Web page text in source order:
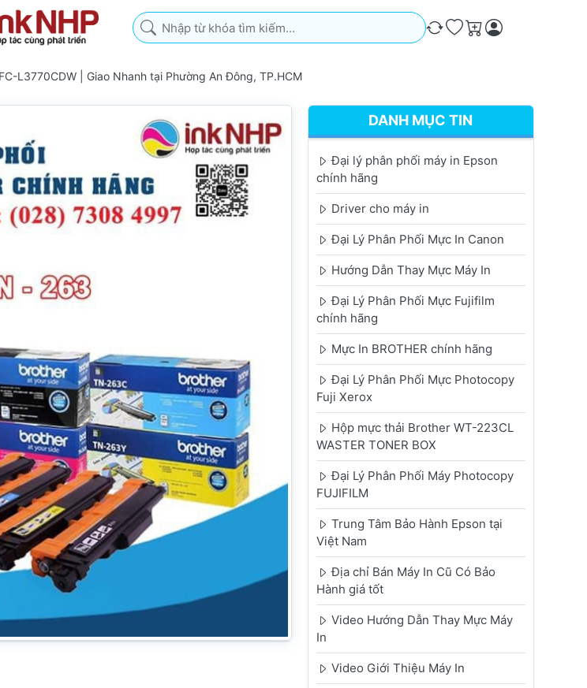
Nhập từ khóa tìm kiếm. Kết quả sẽ tự động xuất hiện khi bạn nhập. Nhấn phím
So sánh
Ưa thích
Giỏ hàng
L3770CDW | Giao Nhanh tại Phường An Đông, TP.HCM
DANH MỤC TIN
Đại lý phân phối máy in Epson
chính hãng
Driver cho máy in
Đại Lý Phân Phối Mực In Canon
Hướng Dẫn Thay Mực Máy In
Đại Lý Phân Phối Mực Fujifilm
chính hãng
Mực In BROTHER chính hãng
Đại Lý Phân Phối Mực Photocopy
Fuji Xerox
Hộp mực thải Brother WT-223CL
WASTER TONER BOX
Đại Lý Phân Phối Máy Photocopy
FUJIFILM
Trung Tâm Bảo Hành Epson tại
Việt Nam
Địa chỉ Bán Máy In Cũ Có Bảo
Hành giá tốt
Video Hướng Dẫn Thay Mực Máy
In
Video Giới Thiệu Máy In